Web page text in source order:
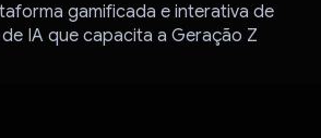
gamificada e interativa de
IA que capacita a Geração Z